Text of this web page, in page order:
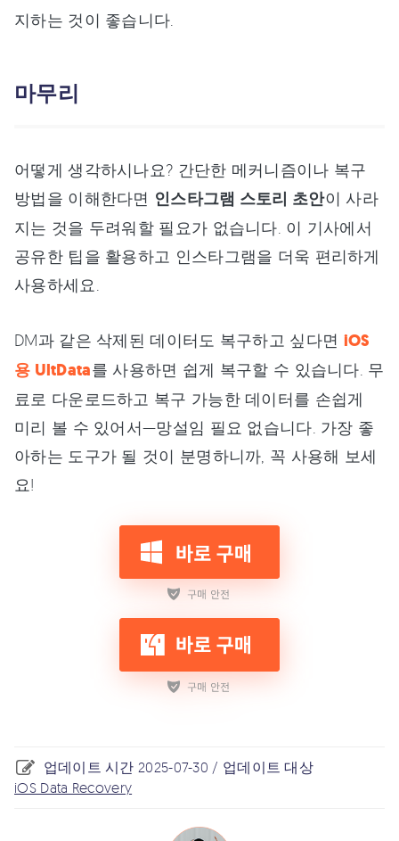
지하는 것이 좋습니다.
마무리
어떻게 생각하시나요? 간단한 메커니즘이나 복구
방법을 이해한다면 인스타그램 스토리 초안이 사라
지는 것을 두려워할 필요가 없습니다. 이 기사에서
공유한 팁을 활용하고 인스타그램을 더욱 편리하게
사용하세요.
DM과 같은 삭제된 데이터도 복구하고 싶다면 iOS
용 UltData를 사용하면 쉽게 복구할 수 있습니다. 무
료로 다운로드하고 복구 가능한 데이터를 손쉽게
미리 볼 수 있어서—망설임 필요 없습니다. 가장 좋
아하는 도구가 될 것이 분명하니까, 꼭 사용해 보세
요!
업데이트 시간 2025-07-30 / 업데이트 대상
iOS Data Recovery